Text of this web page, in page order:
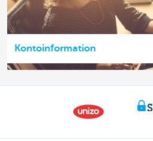
Kontoinformation